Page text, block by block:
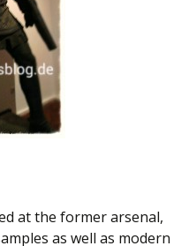
at the former arsenal,
as well as modern